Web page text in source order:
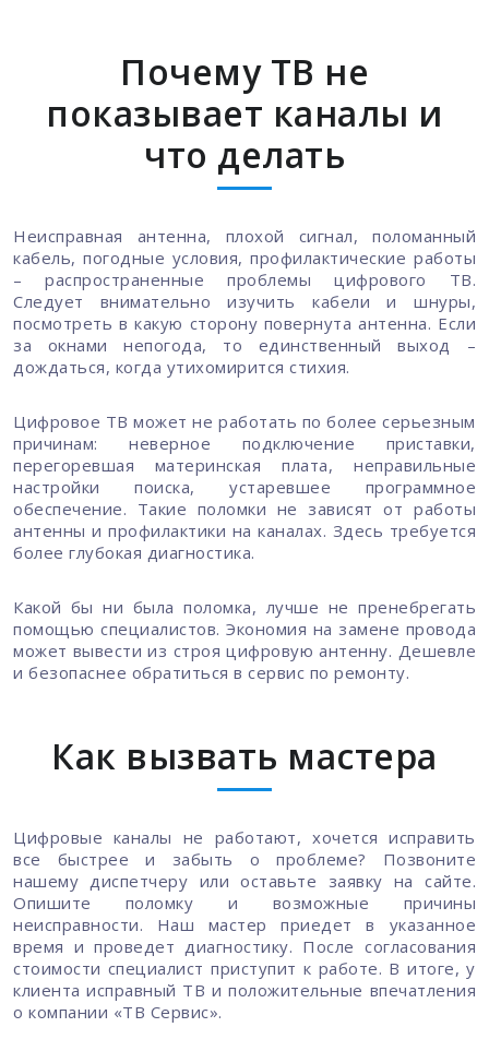
Почему ТВ не
показывает каналы и
что делать
Неисправная антенна, плохой сигнал, поломанный
кабель, погодные условия, профилактические работы
– распространенные проблемы цифрового ТВ.
Следует внимательно изучить кабели и шнуры,
посмотреть в какую сторону повернута антенна. Если
за окнами непогода, то единственный выход –
дождаться, когда утихомирится стихия.
Цифровое ТВ может не работать по более серьезным
причинам: неверное подключение приставки,
перегоревшая материнская плата, неправильные
настройки поиска, устаревшее программное
обеспечение. Такие поломки не зависят от работы
антенны и профилактики на каналах. Здесь требуется
более глубокая диагностика.
Какой бы ни была поломка, лучше не пренебрегать
помощью специалистов. Экономия на замене провода
может вывести из строя цифровую антенну. Дешевле
и безопаснее обратиться в сервис по ремонту.
Как вызвать мастера
Цифровые каналы не работают, хочется исправить
все быстрее и забыть о проблеме? Позвоните
нашему диспетчеру или оставьте заявку на сайте.
Опишите поломку и возможные причины
неисправности. Наш мастер приедет в указанное
время и проведет диагностику. После согласования
стоимости специалист приступит к работе. В итоге, у
клиента исправный ТВ и положительные впечатления
о компании «ТВ Сервис».